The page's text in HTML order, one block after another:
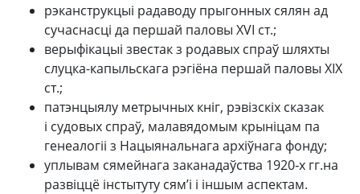
рэканструкцыі радаводу прыгонных сялян ад
сучаснасці да першай паловы XVI ст.;
верыфікацыі звестак з родавых спраў шляхты
слуцка-капыльскага рэгіёна першай паловы ХІХ
ст.;
патэнцыялу метрычных кніг, рэвізскіх сказак
і судовых спраў, малавядомым крыніцам па
генеалогіі з Нацыянальнага архіўнага фонду;
уплывам сямейнага заканадаўства 1920‑х гг.на
развіццё інстытуту сям’і і іншым аспектам.